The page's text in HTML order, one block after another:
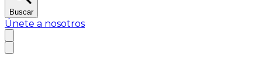
Buscar
Únete a nosotros